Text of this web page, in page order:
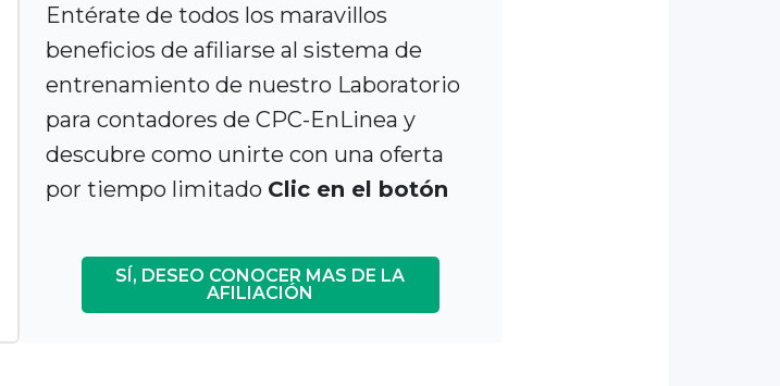
Entérate de todos los maravillos
beneficios de afiliarse al sistema de
entrenamiento de nuestro Laboratorio
para contadores de CPC-EnLinea y
descubre como unirte con una oferta
por tiempo limitado Clic en el botón
SÍ, DESEO CONOCER MAS DE LA
AFILIACIÓN